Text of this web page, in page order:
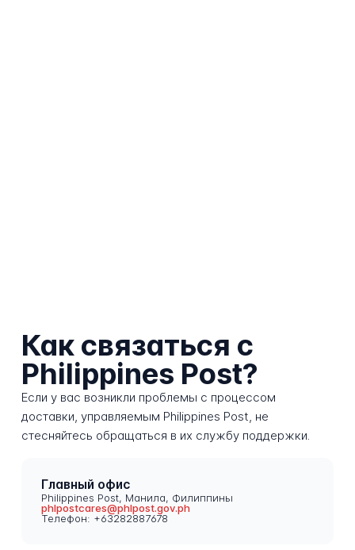
Как связаться с
Philippines Post?
Если у вас возникли проблемы с процессом
доставки, управляемым Philippines Post, не
стесняйтесь обращаться в их службу поддержки.
Главный офис
Philippines Post, Манила, Филиппины
phlpostcares@phlpost.gov.ph
Телефон: +63282887678